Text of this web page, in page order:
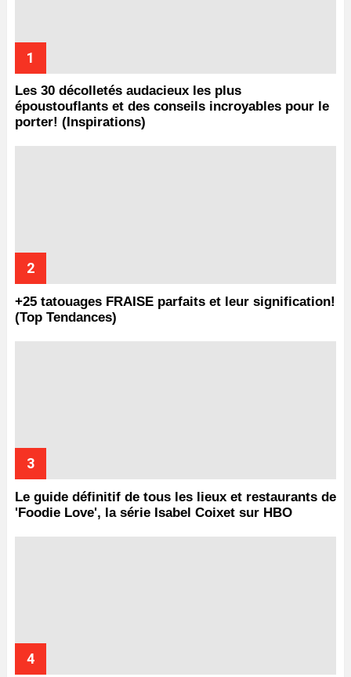
Les 30 décolletés audacieux les plus
époustouflants et des conseils incroyables pour le
porter! (Inspirations)
+25 tatouages ​​FRAISE parfaits et leur signification!
(Top Tendances)
Le guide définitif de tous les lieux et restaurants de
'Foodie Love', la série Isabel Coixet sur HBO